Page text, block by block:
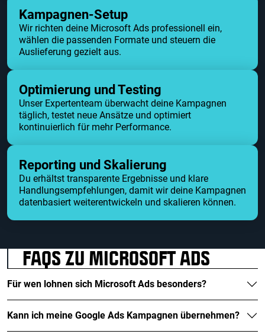
Kampagnen-Setup
Wir richten deine Microsoft Ads professionell ein,
wählen die passenden Formate und steuern die
Auslieferung gezielt aus.
Optimierung und Testing
Unser Expertenteam überwacht deine Kampagnen
täglich, testet neue Ansätze und optimiert
kontinuierlich für mehr Performance.
Reporting und Skalierung
Du erhältst transparente Ergebnisse und klare
Handlungsempfehlungen, damit wir deine Kampagnen
datenbasiert weiterentwickeln und skalieren können.
FAQS ZU MICROSOFT ADS
Für wen lohnen sich Microsoft Ads besonders?
Kann ich meine Google Ads Kampagnen übernehmen?